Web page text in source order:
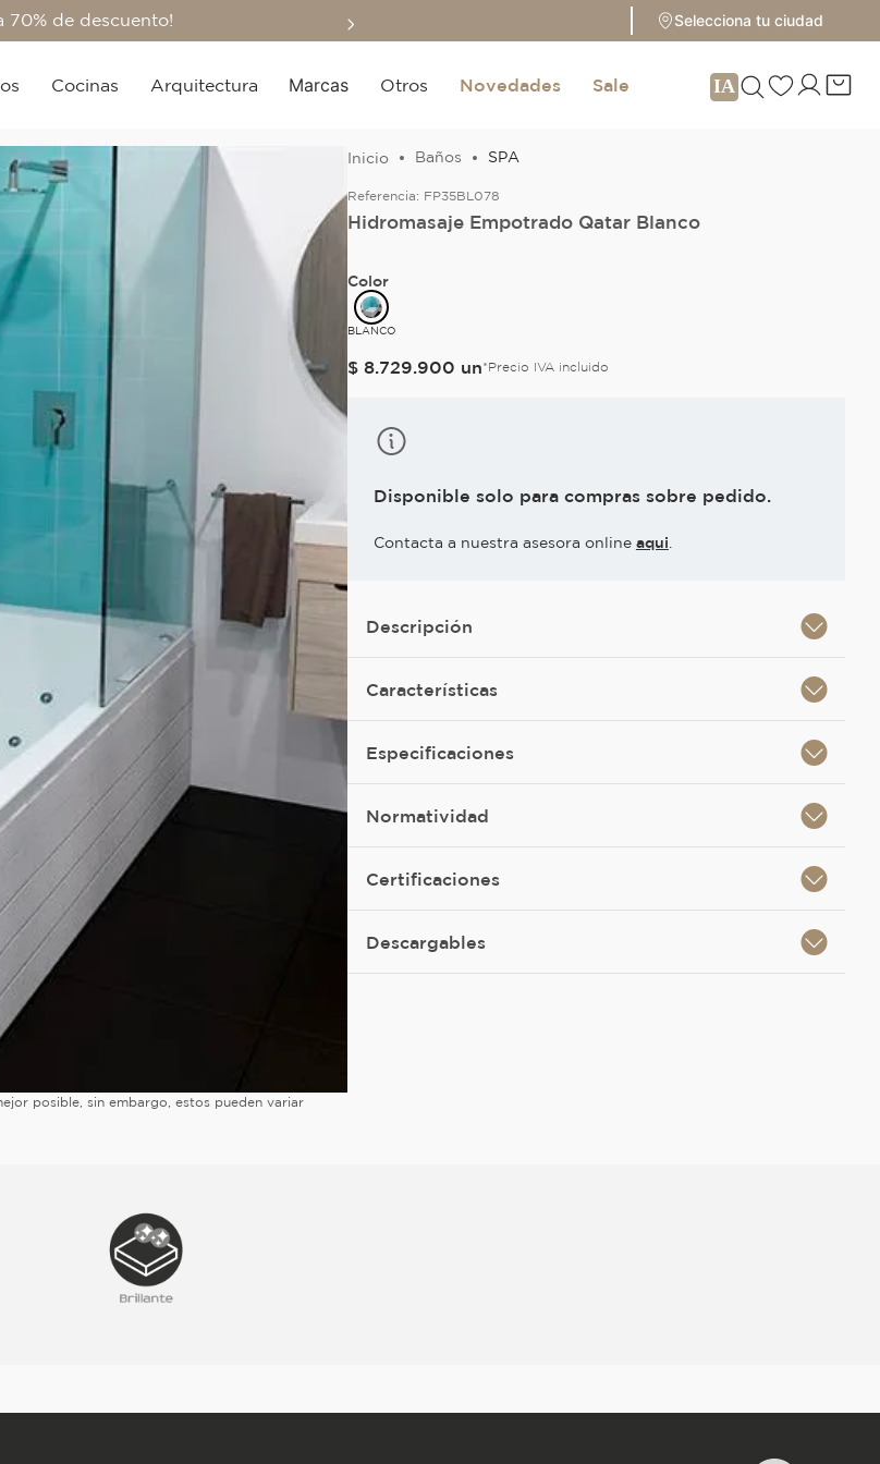
70% de descuento! Selecciona tu ciudad
Cocinas Arquitectura Marcas Otros Novedades Sale
posible, sin embargo, estos pueden variar
Baños SPA
Referencia: FP35BL078
Hidromasaje Empotrado Qatar Blanco
Color
BLANCO
$ 8.729.900 un*Precio IVA incluido
Disponible solo para compras sobre pedido.
Contacta a nuestra asesora online aqui
Descripción
Características
Especificaciones
Normatividad
Certificaciones
Descargables